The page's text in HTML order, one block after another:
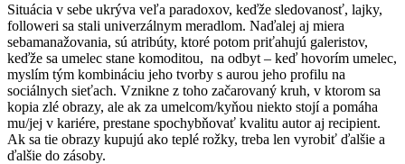
Situácia v sebe ukrýva veľa paradoxov, keďže sledovanosť, lajky,
followeri sa stali univerzálnym meradlom. Naďalej aj miera
sebamanažovania, sú atribúty, ktoré potom priťahujú galeristov,
keďže sa umelec stane komoditou, na odbyt – keď hovorím umelec,
myslím tým kombináciu jeho tvorby s aurou jeho profilu na
sociálnych sieťach. Vznikne z toho začarovaný kruh, v ktorom sa
kopia zlé obrazy, ale ak za umelcom/kyňou niekto stojí a pomáha
mu/jej v kariére, prestane spochybňovať kvalitu autor aj recipient.
Ak sa tie obrazy kupujú ako teplé rožky, treba len vyrobiť ďalšie a
ďalšie do zásoby.